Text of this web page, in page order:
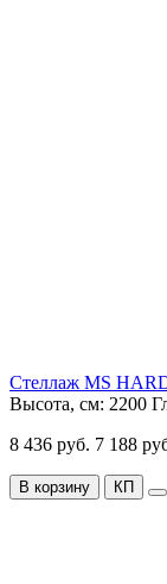
Стеллаж MS
Высота, см: 2200
8 436 руб. 7 188
В корзину КП